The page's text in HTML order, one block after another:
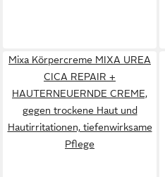
Mixa Körpercreme MIXA UREA
CICA REPAIR +
HAUTERNEUERNDE CREME,
gegen trockene Haut und
Hautirritationen, tiefenwirksame
Pflege